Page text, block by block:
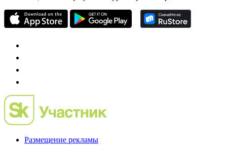
проект о российском рынке M&A
Preqveca.ru